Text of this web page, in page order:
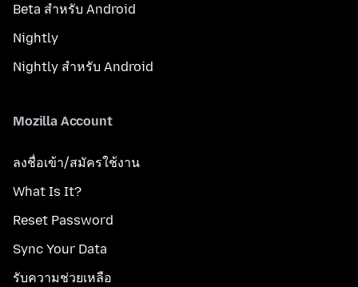
Beta สำหรับ Android
Nightly
Nightly สำหรับ Android
Mozilla Account
ลงชื่อเข้า/สมัครใช้งาน
What Is It?
Reset Password
Sync Your Data
รับความช่วยเหลือ